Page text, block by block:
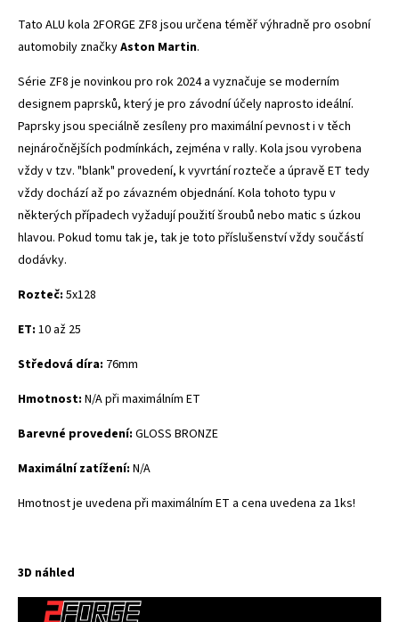
Tato ALU kola 2FORGE ZF8 jsou určena téměř výhradně pro osobní
automobily značkyAston Martin.
Série ZF8 je novinkou pro rok 2024 a vyznačuje se moderním
designem paprsků, který je pro závodní účely naprosto ideální.
Paprsky jsou speciálně zesíleny pro maximální pevnost i v těch
nejnáročnějších podmínkách, zejména v rally. Kola jsou vyrobena
vždy v tzv. "blank" provedení, k vyvrtání rozteče a úpravě ET tedy
vždy dochází až po závazném objednání. Kola tohoto typu v
některých případech vyžadují použití šroubů nebo matic s úzkou
hlavou. Pokud tomu tak je, tak je toto příslušenství vždy součástí
dodávky.
Rozteč: 5x128
ET: 10 až 25
Středová díra: 76mm
Hmotnost: N/A při maximálním ET
Barevné provedení: GLOSS BRONZE
Maximální zatížení: N/A
Hmotnost je uvedena při maximálním ET a cena uvedena za 1ks!
3D náhled